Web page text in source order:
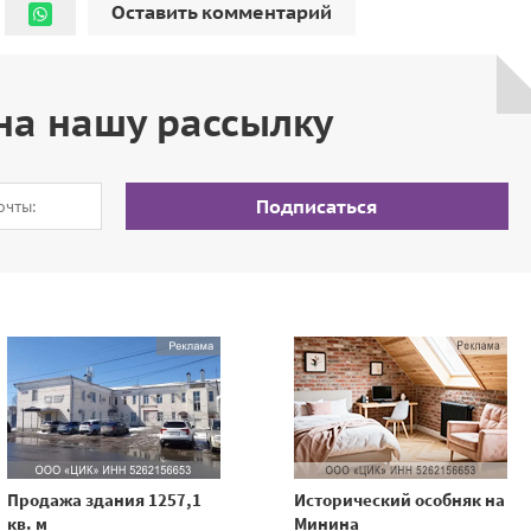
Оставить комментарий
нашу рассылку
Подписаться
Продажа здания 1257,1
кв. м
Исторический особняк на
Минина